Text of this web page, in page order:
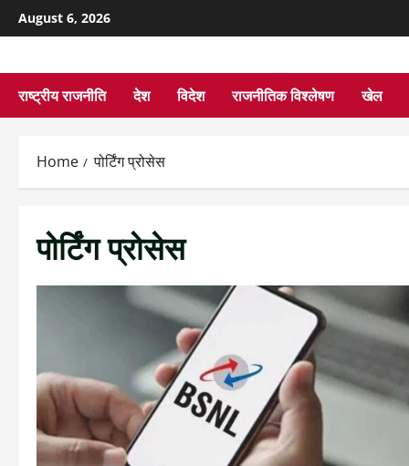
August 6, 2026
राष्ट्रीय राजनीति देश विदेश राजनीतिक विश्लेषण खेल
Home पोर्टिंग प्रोसेस
पोर्टिंग प्रोसेस